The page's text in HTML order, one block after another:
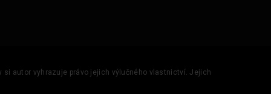
autor vyhrazuje právo jejich výlučného vlastnictví. Jejich